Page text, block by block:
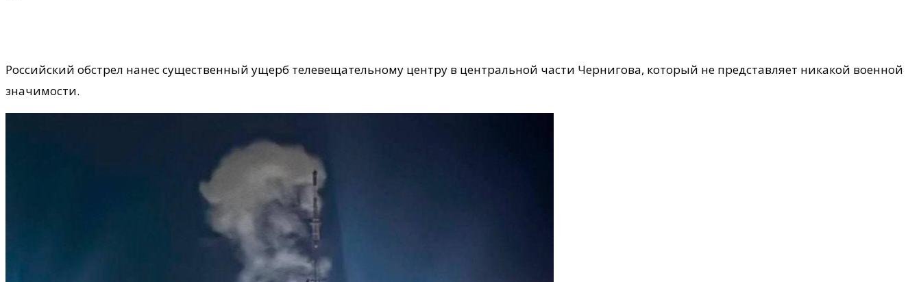
Российский обстрел нанес существенный ущерб телевещательному центру в центральной части Чернигова, который не представляет никакой военной
значимости.